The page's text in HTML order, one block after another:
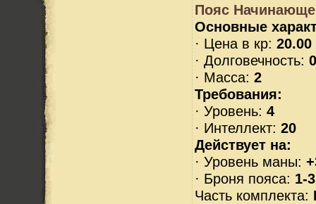
Пояс
Основные
· Цена в кр: 20.00
· Долговечность:
· Масса: 2
Требования:
· Уровень: 4
· Интеллект: 20
Действует на:
· Уровень маны:
· Броня пояса: 1-3
Часть комплекта: